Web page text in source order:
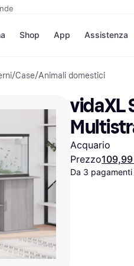
Opzioni di
Paga ora
Paga in 3 rate
Paga dopo 30 giorni
Finanziamento
Shop
Negozi
Unieuro
Media
eBay
Zalando
App Assistenza
/Case/Animali domestici
vidaXL
Acquario
Prezzo
Da 3